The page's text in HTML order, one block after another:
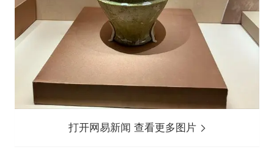
打开网易新闻 查看更多图片